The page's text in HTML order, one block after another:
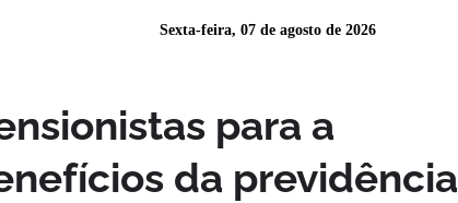
Sexta-feira, 07 de agosto de 2026
para a
da previdência